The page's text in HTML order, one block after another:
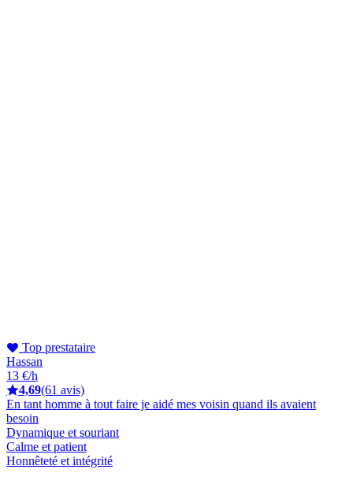
Top prestataire
Hassan
13 €/h
4,69(61 avis)
En tant homme à tout faire je aidé mes voisin quand ils avaient
besoin
Dynamique et souriant
Calme et patient
Honnêteté et intégrité